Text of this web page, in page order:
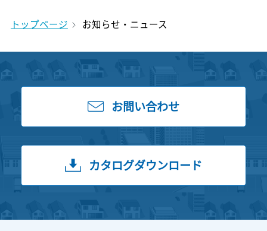
トップページ お知らせ・ニュース
お問い合わせ
カタログダウンロード